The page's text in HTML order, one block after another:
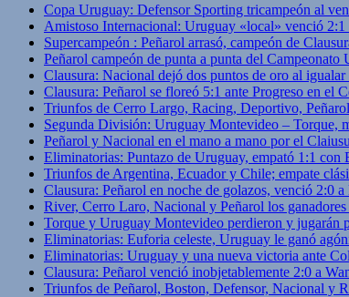
Copa Uruguay: Defensor Sporting tricampeón al
Amistoso Internacional: Uruguay «local» venció 2:1
Supercampeón : Peñarol arrasó, campeón de
Peñarol campeón de punta a punta del Campeonato
Clausura: Nacional dejó dos puntos de oro al
Clausura: Peñarol se floreó 5:1 ante Progreso en el
Triunfos de Cerro Largo, Racing, Deportivo,
Segunda División: Uruguay Montevideo – Torque,
Peñarol y Nacional en el mano a mano por el
Eliminatorias: Puntazo de Uruguay, empató 1:1 con
Triunfos de Argentina, Ecuador y Chile; empate
Clausura: Peñarol en noche de golazos, venció 2:0
River, Cerro Laro, Nacional y Peñarol los
Torque y Uruguay Montevideo perdieron y jugarán
Eliminatorias: Euforia celeste, Uruguay le ganó
Eliminatorias: Uruguay y una nueva victoria ante
Clausura: Peñarol venció inobjetablemente 2:0 a
Triunfos de Peñarol, Boston, Defensor, Nacional y